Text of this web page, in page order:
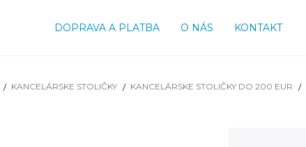
DOPRAVA A PLATBA O NÁS KONTAKT
KANCELÁRSKE STOLIČKY KANCELÁRSKE STOLIČKY DO 200 EUR